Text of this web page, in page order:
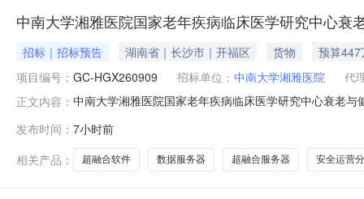
中南大学湘雅医院国家老年疾病临床医学研究中心
招标｜招标预告 湖南省｜长沙市｜开福区 货物
预算447
项目编号： GC-HGX260909 招标单位： 中南大学湘雅医院
代
正文内容： 中南大学湘雅医院国家老年疾病临床医学研究中心衰老
并于回复意见截止时间前提交相关意见。一、项目基本
重建设项目信
发布时间： 7小时前
相关产品：
超融合软件 数据服务器 超融合服务器 安全运营